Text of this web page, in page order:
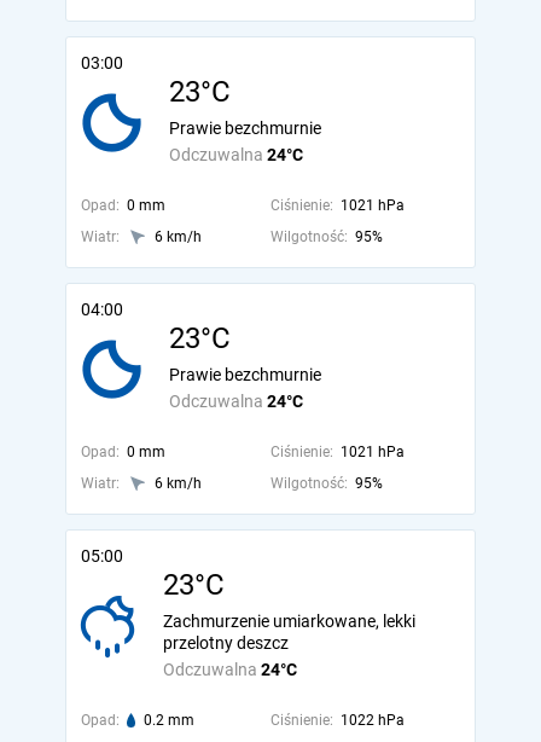
03:00
23°C
Odczuwalna 24°C
Prawie bezchmurnie
Opad: 0 mm Ciśnienie: 1021 hPa
Wiatr:
6 km/h Wilgotność: 95%
04:00
23°C
Odczuwalna 24°C
Prawie bezchmurnie
Opad: 0 mm Ciśnienie: 1021 hPa
Wiatr:
6 km/h Wilgotność: 95%
05:00
23°C
Odczuwalna 24°C
Zachmurzenie umiarkowane, lekki
przelotny deszcz
Opad: 0.2 mm Ciśnienie: 1022 hPa